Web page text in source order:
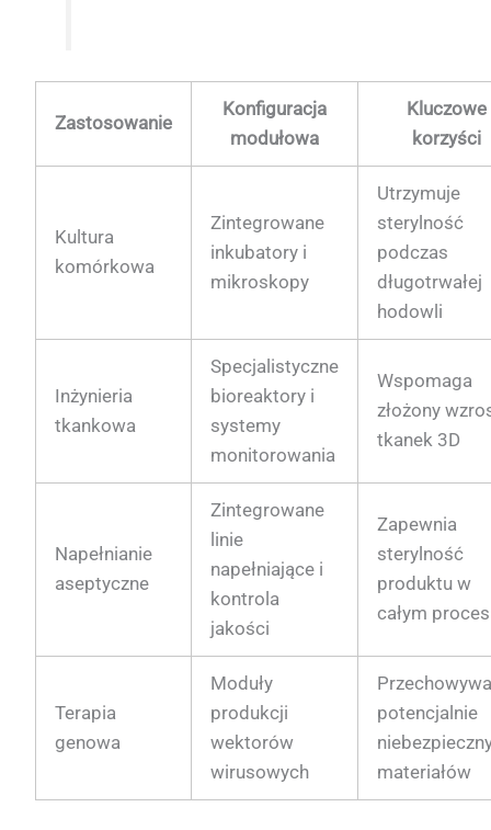
Zastosowanie
Konfiguracja
modułowa
Kluczowe
korzyści
Kultura
komórkowa
Zintegrowane
inkubatory i
mikroskopy
Utrzymuje
sterylność
podczas
długotrwałej
hodowli
Inżynieria
tkankowa
Specjalistyczne
bioreaktory i
systemy
monitorowania
Wspomaga
złożony
tkanek 3D
Napełnianie
aseptyczne
Zintegrowane
linie
napełniające i
kontrola
jakości
Zapewnia
sterylność
produktu w
całym
Terapia
genowa
Moduły
produkcji
wektorów
wirusowych
potencjalnie
materiałów